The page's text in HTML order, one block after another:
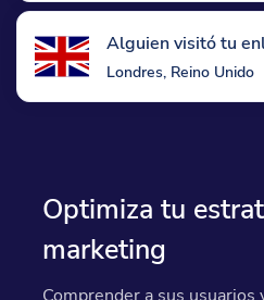
Alguien visitó tu
Londres, Reino Unido
Optimiza tu
marketing